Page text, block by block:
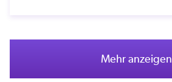
Mehr anzeigen